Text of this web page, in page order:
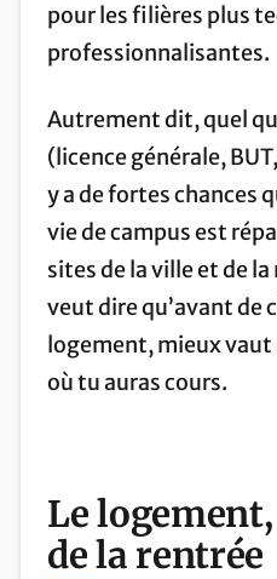
pour les filières plus
professionnalisantes.
Autrement dit, quel
(licence générale,
y a de fortes chances
vie de campus est
sites de la ville et de
veut dire qu’avant de
logement, mieux
où tu auras cours.
Le
de la rentrée